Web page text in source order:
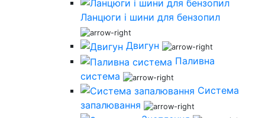
Ланцюги і шини для бензопил
Двигун
Паливна
система
Система
запалювання